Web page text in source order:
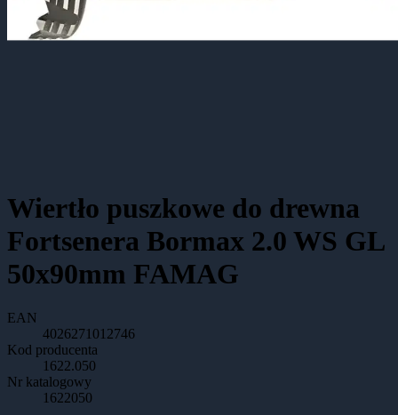
Wiertło puszkowe do drewna
Fortsenera Bormax 2.0 WS GL
50x90mm FAMAG
EAN
4026271012746
Kod producenta
1622.050
Nr katalogowy
1622050